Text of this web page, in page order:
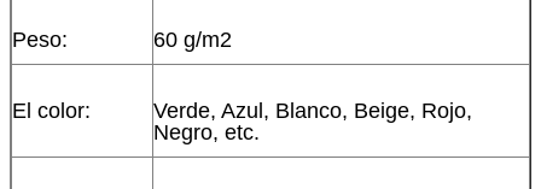
Peso: 60 g/m2
El color:
Verde, Azul, Blanco, Beige, Rojo,
Negro, etc.